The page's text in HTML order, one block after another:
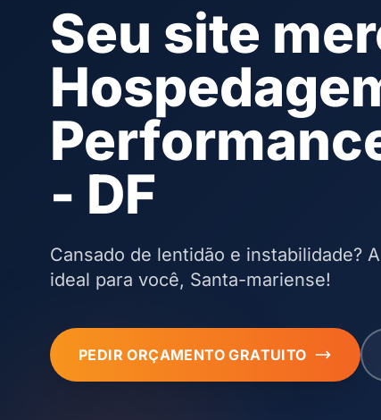
Seu site
- DF
Cansado de lentidão e instabilidade?
ideal para você, Santa-mariense!
PEDIR ORÇAMENTO GRATUITO